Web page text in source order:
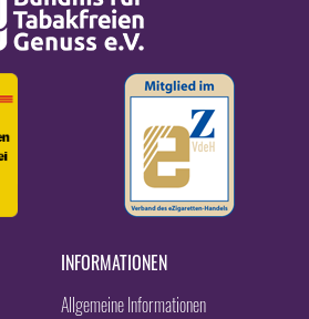
INFORMATIONEN
Allgemeine Informationen